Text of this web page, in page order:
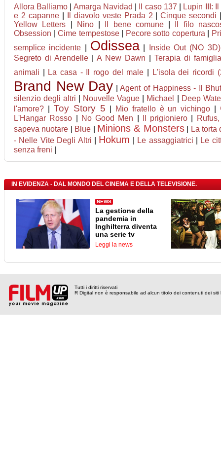
Allora Balliamo Amarga Navidad Il caso 137
Lupin III:
e 2 capanne| Il diavolo veste Prada 2 |Cinque secondi
Yellow Letters
Nino| Il bene comune|
Il filo
Obsession
Cime tempestose| Pecore sotto copertura
semplice incidente
Odissea Inside Out (NO 3D)
Segreto di Arendelle
A New Dawn
Terapia di famiglia
animali
La casa - Il rogo del male L'isola dei ricordi
Brand New Day |Agent of Happiness - Il
silenzio degli altri
Nouvelle Vague Michael
Deep
l'amore?
Toy Story 5 Mio fratello è un vichingo
L'Hangar Rosso No Good Men Il prigioniero
sapeva nuotare
Blue Minions & Monsters|
La torta
- Nelle Vite Degli Altri
Hokum Le assaggiatrici
Le
senza freni
IN EVIDENZA - DAL MONDO DEL CINEMA E DELLA TELEVISIONE.
NEWS
La gestione della
pandemia in
Inghilterra diventa
una serie tv
Leggi la news
Tutti i diritti riservati
R Digital non è responsabile ad alcun titolo dei contenuti dei siti